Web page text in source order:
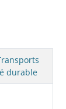
durable